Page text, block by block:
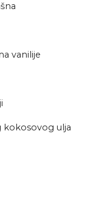
vanilije
kokosovog ulja